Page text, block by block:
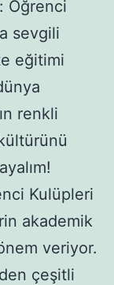
Öğrenci
sevgili
eğitimi
renkli
Kulüpleri
akademik
veriyor.
çeşitli